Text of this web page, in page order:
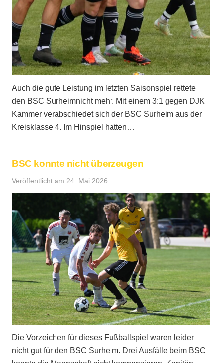
Auch die gute Leistung im letzten Saisonspiel rettete
den BSC Surheimnicht mehr. Mit einem 3:1 gegen DJK
Kammer verabschiedet sich der BSC Surheim aus der
Kreisklasse 4. Im Hinspiel hatten…
BSC konnte nicht überzeugen
Veröffentlicht am 24. Mai 2026
Die Vorzeichen für dieses Fußballspiel waren leider
nicht gut für den BSC Surheim. Drei Ausfälle beim BSC